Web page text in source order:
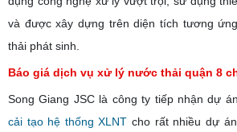
và được xây dựng trên diện tích tương
thải phát sinh.
Báo giá dịch vụ xử lý nước thải quận 8
Song Giang JSC là công ty tiếp nhận dự
cải tạo hệ thống XLNT cho rất nhiều dự